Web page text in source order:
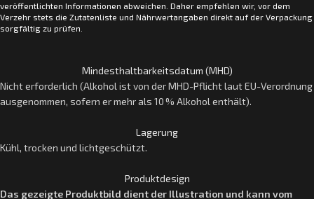
veröffentlichten Informationen abweichen. Daher empfehlen wir, vor dem
Verzehr stets die Zutatenliste und Nährwertangaben direkt auf der Verpackung
sorgfältig zu prüfen.
Mindesthaltbarkeitsdatum (MHD)
Nicht erforderlich (Alkohol ist von der MHD-Pflicht laut EU-Verordnung
ausgenommen, sofern er mehr als 10 % Alkohol enthält).
Lagerung
Kühl, trocken und lichtgeschützt.
Produktdesign
Das gezeigte Produktbild dient der Illustration und kann vom